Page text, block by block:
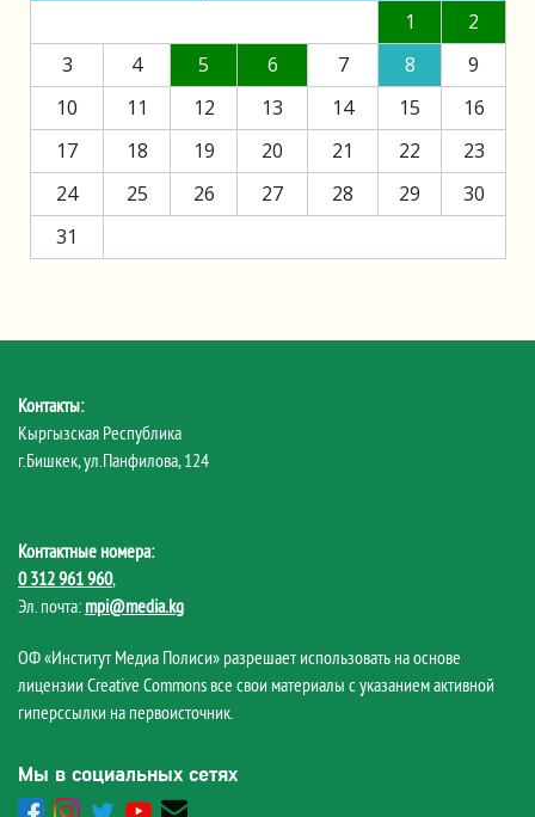
1
2
3
4 5 6 7 8
9
10
11 12 13 14 15
16
17
18 19 20 21 22
23
24
25 26 27 28 29
30
31
Контакты:
Кыргызская Республика
г.Бишкек, ул.Панфилова, 124
Контактные номера:
0 312 961 960,
Эл. почта: mpi@media.kg
ОФ «Институт Медиа Полиси» разрешает использовать на основе
лицензии Creative Commons все свои материалы с указанием активной
гиперссылки на первоисточник.
Мы в социальных сетях